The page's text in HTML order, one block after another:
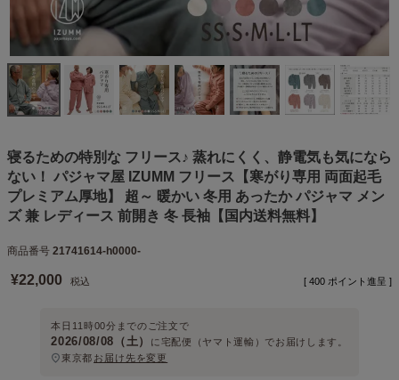
寝るための特別な フリース♪ 蒸れにくく、静電気も気になら
ない！ パジャマ屋 IZUMM フリース【寒がり専用 両面起毛
プレミアム厚地】 超～ 暖かい 冬用 あったか パジャマ メン
ズ 兼 レディース 前開き 冬 長袖【国内送料無料】
商品番号 21741614-h0000-
¥22,000 税込 [ 400 ポイント進呈 ]
本日 11時00分 までのご注文で
2026/08/08（土） に 宅配便（ヤマト運輸） でお届けします。
東京都 お届け先を変更